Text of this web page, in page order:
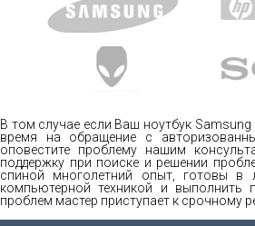
В том случае если Ваш ноутбук Samsung
время на обращение с
оповестите проблему нашим
поддержку при поиске и решении
спиной многолетний опыт, готовы в
компьютерной техникой и выполнить
проблем мастер приступает к срочному